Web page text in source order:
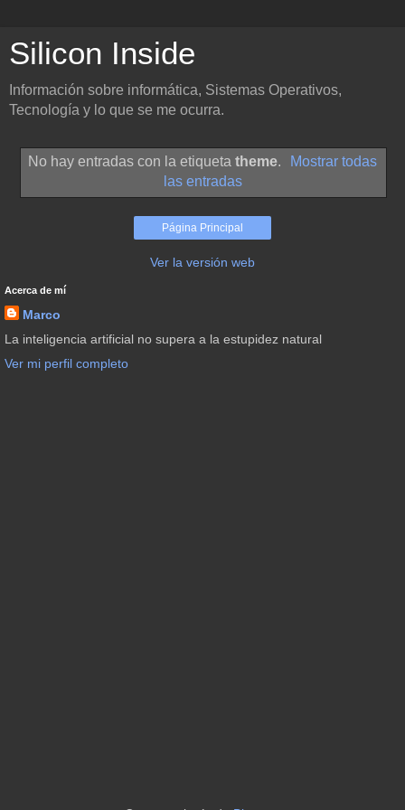
Silicon Inside
Información sobre informática, Sistemas Operativos,
Tecnología y lo que se me ocurra.
No hay entradas con la etiqueta theme.
Mostrar todas
las entradas
Página Principal
Ver la versión web
Acerca de mí
Marco
La inteligencia artificial no supera a la estupidez natural
Ver mi perfil completo